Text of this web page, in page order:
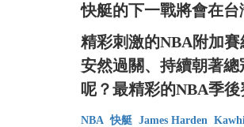
快艇的下一戰將會在台
精彩刺激的NBA附加
安然過關、持續朝著
呢？最精彩的NBA季
NBA 快艇 James Harden